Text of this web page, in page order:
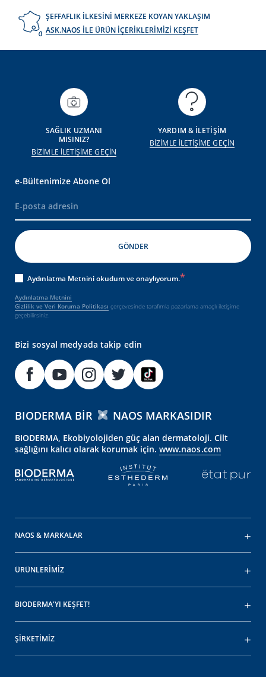
ŞEFFAFLIK İLKESİNİ MERKEZE KOYAN YAKLAŞIM
ASK.NAOS İLE ÜRÜN İÇERİKLERİMİZİ KEŞFET
SAĞLIK UZMANI
MISINIZ?
BİZİMLE İLETİŞİME GEÇİN
YARDIM & İLETİŞİM
BİZİMLE İLETİŞİME GEÇİN
e-Bültenimize Abone Ol
Aydınlatma Metnini okudum ve onaylıyorum.
Aydınlatma Metnini
Gizlilik ve Veri Koruma Politikası çerçevesinde tarafımla pazarlama amaçlı iletişime
geçebilirsiniz.
Bizi sosyal medyada takip edin
BIODERMA BIR NAOS MARKASIDIR
BIODERMA, Ekobiyolojiden güç alan dermatoloji. Cilt
sağlığını kalıcı olarak korumak için. www.naos.com
NAOS & MARKALAR
ÜRÜNLERİMİZ
BIODERMA'YI KEŞFET!
ŞİRKETİMİZ